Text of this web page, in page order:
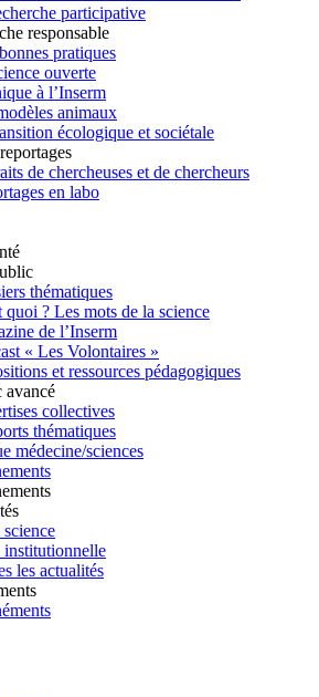
participative
responsable
pratiques
ouverte
à l’Inserm
animaux
écologique et sociétale
de chercheuses et de chercheurs
en labo
thématiques
quoi ? Les mots de la science
de l’Inserm
« Les Volontaires »
et ressources pédagogiques
avancé
collectives
thématiques
médecine/sciences
institutionnelle
les actualités